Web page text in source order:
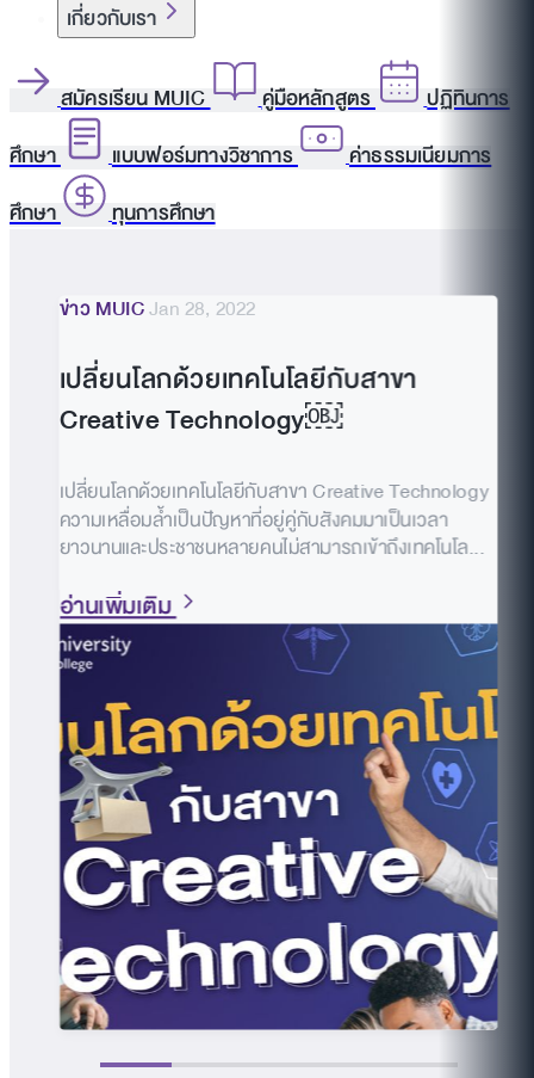
เกี่ยวกับเรา
สมัครเรียน MUIC คู่มือหลักสูตร
ปฏิทินการ
ศึกษา
แบบฟอร์มทางวิชาการ
ค่าธรรมเนียมการ
ศึกษา
ทุนการศึกษา
ข่าว MUICJan 28, 2022
เปลี่ยนโลกด้วยเทคโนโลยีกับสาขา
Creative Technology￼
เปลี่ยนโลกด้วยเทคโนโลยีกับสาขา Creative Technology
ความเหลื่อมล้ำเป็นปัญหาที่อยู่คู่กับสังคมมาเป็นเวลา
ยาวนานและประชาชนหลายคนไม่สามารถเข้าถึงเทคโนโล...
อ่านเพิ่มเติม